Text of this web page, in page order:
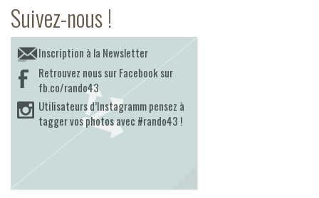
Suivez-nous !
Inscription à la Newsletter
Retrouvez nous sur Facebook sur
fb.co/rando43
Utilisateurs d’Instagramm pensez à
tagger vos photos avec #rando43 !